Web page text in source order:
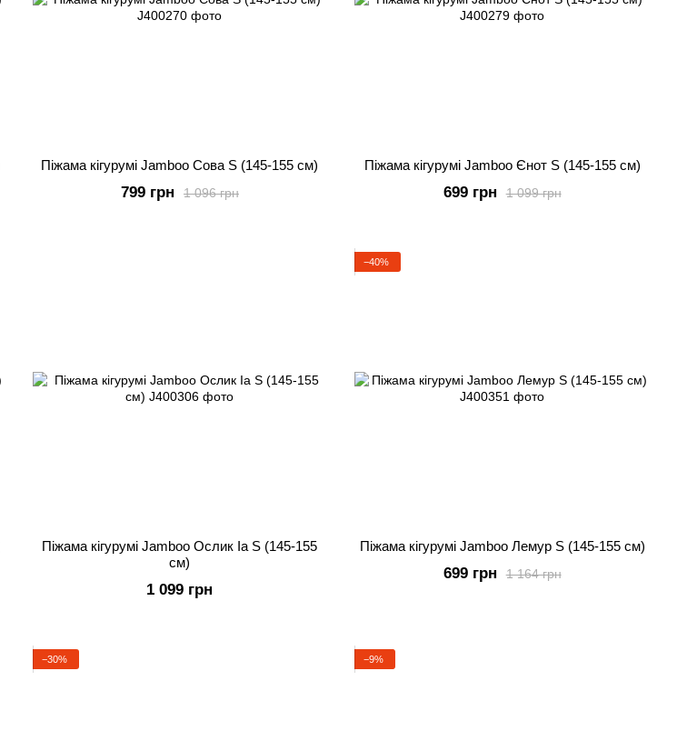
Піжама кігурумі Jamboo Сова S (145-155 см)
1 096 грн
799 грн
Піжама кігурумі Jamboo Єнот S (145-155 см)
1 099 грн
699 грн
Піжама кігурумі Jamboo Ослик Іа S (145-155
см)
1 099 грн
−40%
Піжама кігурумі Jamboo Лемур S (145-155 см)
1 164 грн
699 грн
−30% −9%